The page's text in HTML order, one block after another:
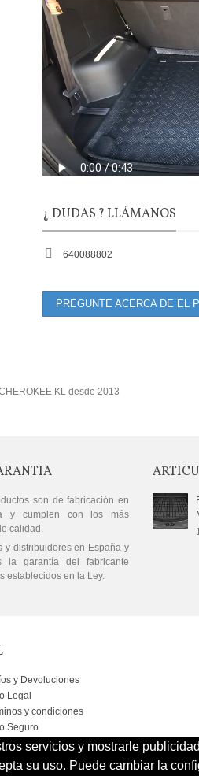
servicios y mostrarle
su uso. Puede cambiar la
¿ DUDAS ? LLÁMANOS
640088802
PREGUNTE ACERCA DE EL
KL desde 2013
son de fabricación en
y cumplen con los más
calidad.
y distribuidores en España y
la garantía del fabricante
establecidos en la Ley.
y Devoluciones
Legal
y condiciones
Seguro